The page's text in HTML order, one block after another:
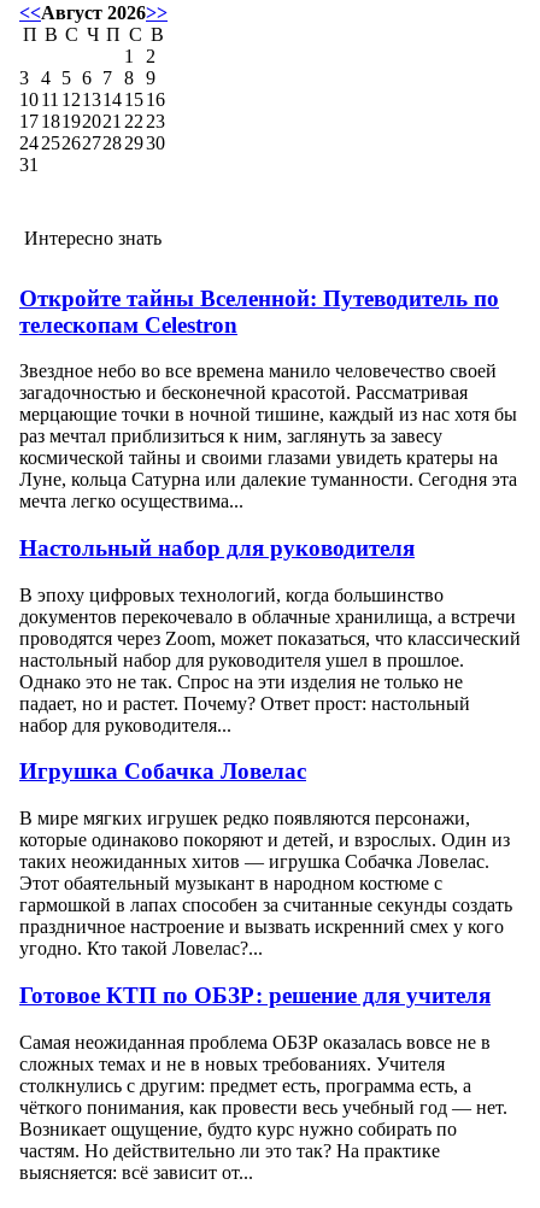
<<Август 2026>>
П В С Ч П С В
1
2
3 4 5 6 7 8 9
1011 1213141516
1718192021 22 23
24252627282930
31
Интересно знать
Откройте тайны Вселенной: Путеводитель по
телескопам Celestron
Звездное небо во все времена манило человечество своей
загадочностью и бесконечной красотой. Рассматривая
мерцающие точки в ночной тишине, каждый из нас хотя бы
раз мечтал приблизиться к ним, заглянуть за завесу
космической тайны и своими глазами увидеть кратеры на
Луне, кольца Сатурна или далекие туманности. Сегодня эта
мечта легко осуществима...
Настольный набор для руководителя
В эпоху цифровых технологий, когда большинство
документов перекочевало в облачные хранилища, а встречи
проводятся через Zoom, может показаться, что классический
настольный набор для руководителя ушел в прошлое.
Однако это не так. Спрос на эти изделия не только не
падает, но и растет. Почему? Ответ прост: настольный
набор для руководителя...
Игрушка Собачка Ловелас
В мире мягких игрушек редко появляются персонажи,
которые одинаково покоряют и детей, и взрослых. Один из
таких неожиданных хитов — игрушка Собачка Ловелас.
Этот обаятельный музыкант в народном костюме с
гармошкой в лапах способен за считанные секунды создать
праздничное настроение и вызвать искренний смех у кого
угодно. Кто такой Ловелас?...
Готовое КТП по ОБЗР: решение для учителя
Самая неожиданная проблема ОБЗР оказалась вовсе не в
сложных темах и не в новых требованиях. Учителя
столкнулись с другим: предмет есть, программа есть, а
чёткого понимания, как провести весь учебный год — нет.
Возникает ощущение, будто курс нужно собирать по
частям. Но действительно ли это так? На практике
выясняется: всё зависит от...